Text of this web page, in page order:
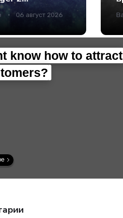
систем -
06 август 2026
know how to attract